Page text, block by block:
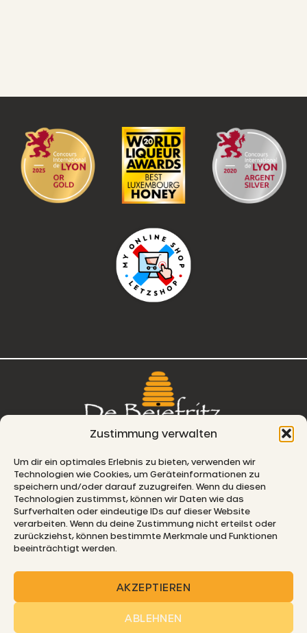
Zustimmung verwalten
Um dir ein optimales Erlebnis zu bieten, verwenden wir
Technologien wie Cookies, um Geräteinformationen zu
speichern und/oder darauf zuzugreifen. Wenn du diesen
Technologien zustimmst, können wir Daten wie das
Surfverhalten oder eindeutige IDs auf dieser Website
verarbeiten. Wenn du deine Zustimmung nicht erteilst oder
zurückziehst, können bestimmte Merkmale und Funktionen
beeinträchtigt werden.
AKZEPTIEREN
ABLEHNEN
L-5330 Moutfort
E-MAIL
© 2026 De Beiefritz